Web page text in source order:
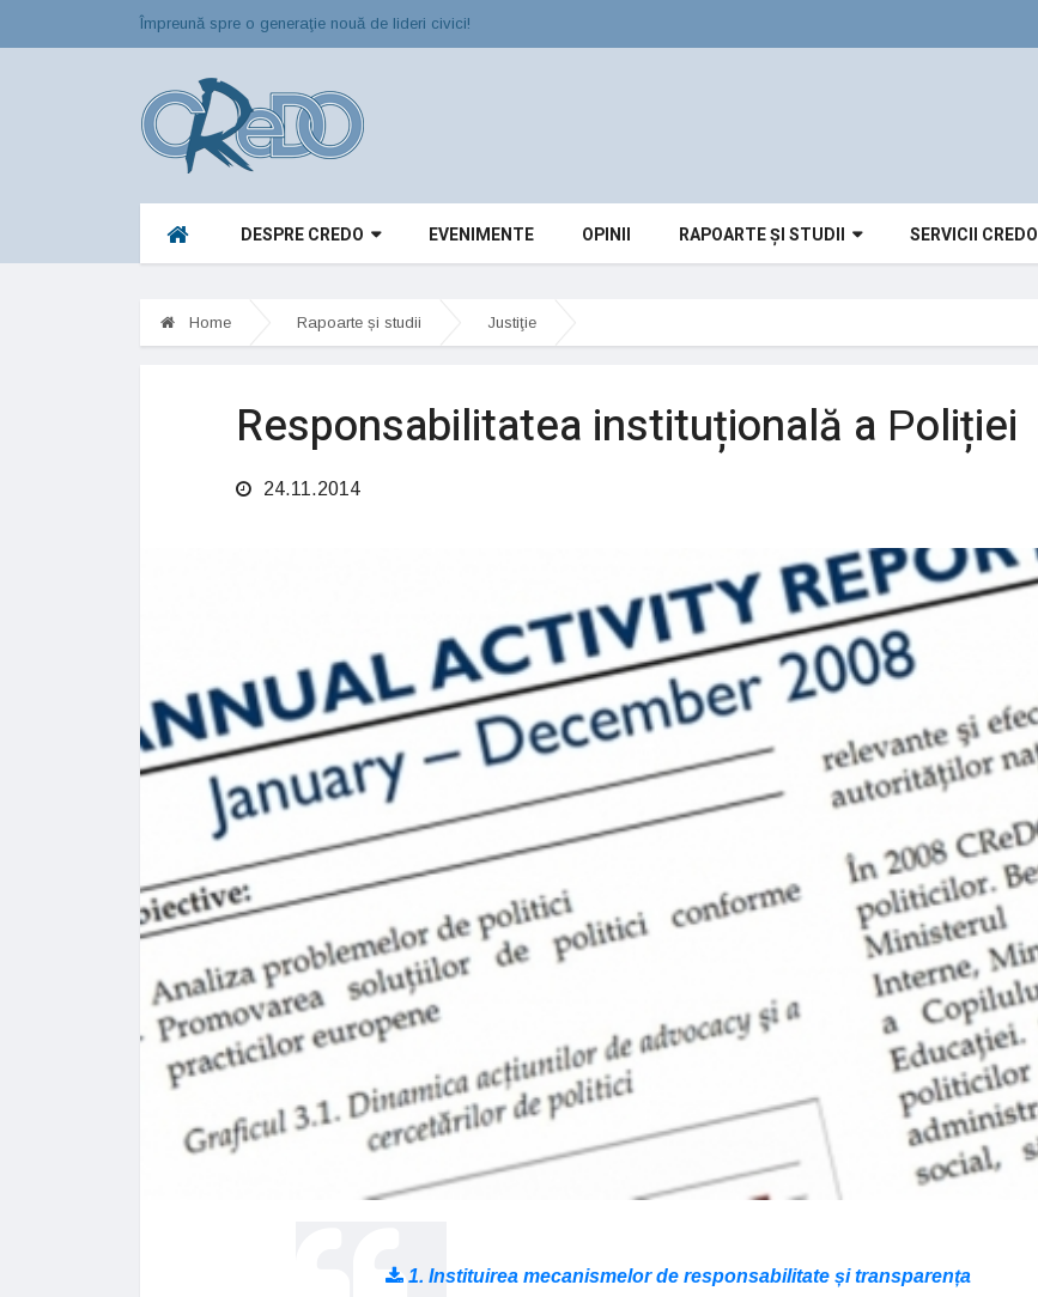
Împreună spre o generaţie nouă de lideri civici!
DESPRE CREDO EVENIMENTE OPINII RAPOARTE ȘI STUDII SERVICII CREDO
Home Rapoarte și studii Justiţie
Responsabilitatea instituțională a Рoliției
24.11.2014
1. Instituirea mecanismelor de responsabilitate și transparența